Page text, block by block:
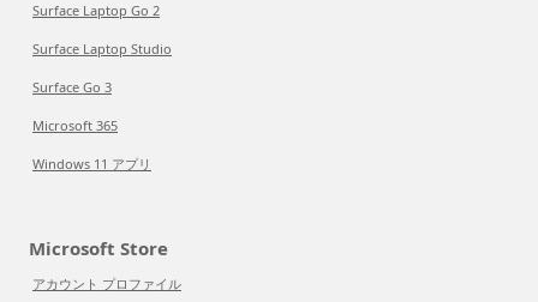
Surface Laptop Go 2
Surface Laptop Studio
Surface Go 3
Microsoft 365
Windows 11 アプリ
Microsoft Store
アカウント プロファイル